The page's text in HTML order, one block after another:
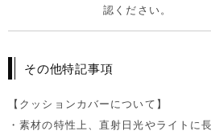
認ください。
その他特記事項
【クッションカバーについて】
・素材の特性上、直射日光やライトに